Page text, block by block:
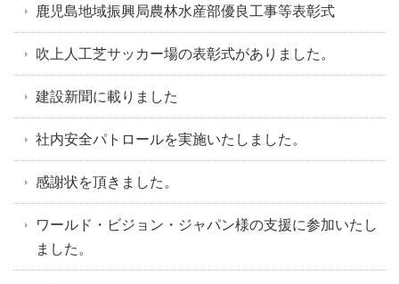
鹿児島地域振興局農林水産部優良工事等表彰式
吹上人工芝サッカー場の表彰式がありました。
建設新聞に載りました
社内安全パトロールを実施いたしました。
感謝状を頂きました。
ワールド・ビジョン・ジャパン様の支援に参加いたし
ました。